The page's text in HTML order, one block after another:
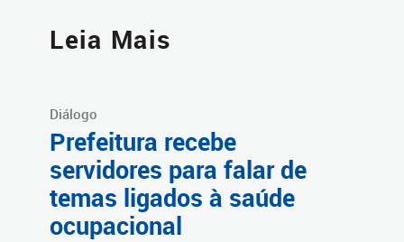
Leia Mais
Diálogo
Prefeitura recebe
servidores para falar de
temas ligados à saúde
ocupacional